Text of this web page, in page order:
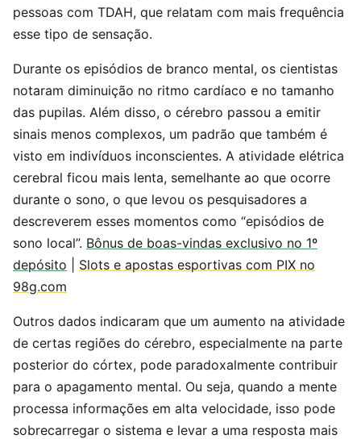
pessoas com TDAH, que relatam com mais frequência
esse tipo de sensação.
Durante os episódios de branco mental, os cientistas
notaram diminuição no ritmo cardíaco e no tamanho
das pupilas. Além disso, o cérebro passou a emitir
sinais menos complexos, um padrão que também é
visto em indivíduos inconscientes. A atividade elétrica
cerebral ficou mais lenta, semelhante ao que ocorre
durante o sono, o que levou os pesquisadores a
descreverem esses momentos como “episódios de
sono local”. Bônus de boas-vindas exclusivo no 1º
depósito
Slots e apostas esportivas com PIX no
98g.com
Outros dados indicaram que um aumento na atividade
de certas regiões do cérebro, especialmente na parte
posterior do córtex, pode paradoxalmente contribuir
para o apagamento mental. Ou seja, quando a mente
processa informações em alta velocidade, isso pode
sobrecarregar o sistema e levar a uma resposta mais